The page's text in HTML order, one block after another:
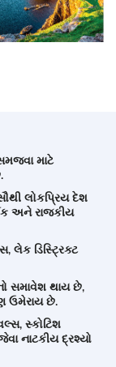
માટે
લોકપ્રિય દેશ
અને રાજકીય
લેક ડિસ્ટ્રિક્ટ
સમાવેશ થાય છે,
ઉમેરાય છે.
સ્કોટિશ
નાટકીય દ્રશ્યો